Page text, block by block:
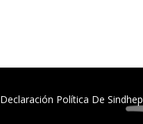
Declaración Política De Sindhep